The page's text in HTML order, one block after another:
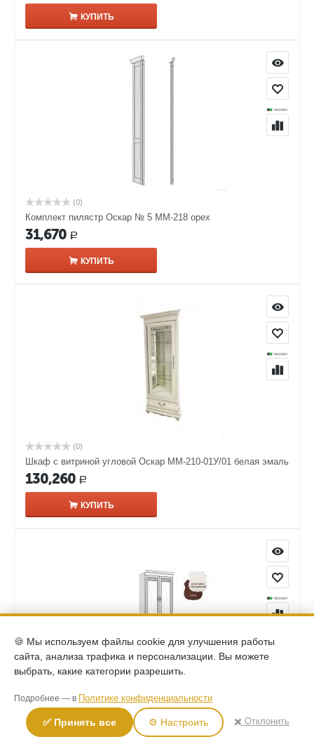
КУПИТЬ
(0)
Комплект пилястр Оскар № 5 ММ-218 орех
31,670 Р
КУПИТЬ
(0)
Шкаф с витриной угловой Оскар ММ-210-01У/01 белая эмаль
130,260 Р
КУПИТЬ
Шкаф комбинированный Оскар ММ-218-320 белая эмаль
133,690 Р
🍪 Мы используем файлы cookie для улучшения работы
сайта, анализа трафика и персонализации. Вы можете
выбрать, какие категории разрешить.
Подробнее — в Политике конфиденциальности
✅ Принять все ⚙️ Настроить ✖️ Отклонить